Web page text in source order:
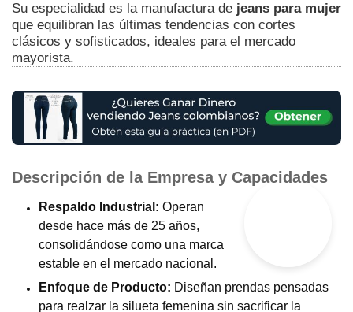
Su especialidad es la manufactura de jeans para mujer
que equilibran las últimas tendencias con cortes
clásicos y sofisticados, ideales para el mercado
mayorista.
Descripción de la Empresa y Capacidades
Respaldo Industrial: Operan
desde hace más de 25 años,
consolidándose como una marca
estable en el mercado nacional.
Enfoque de Producto: Diseñan prendas pensadas
para realzar la silueta femenina sin sacrificar la